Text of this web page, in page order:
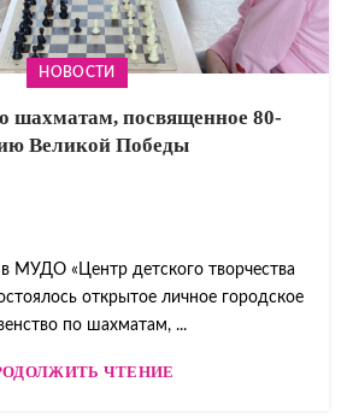
НОВОСТИ
шахматам, посвященное 80-
Великой Победы
МУДО «Центр детского творчества
открытое личное городское
по шахматам, ...
ЧТЕНИЕ